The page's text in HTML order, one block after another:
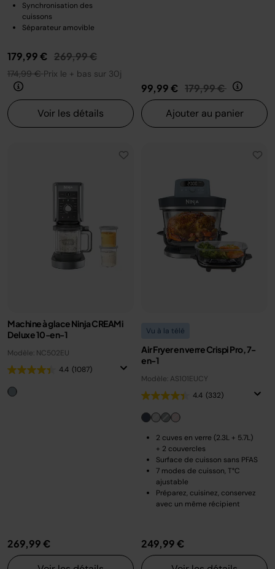
Synchronisation des
cuissons
Séparateur amovible
179,99 € Prix réduit de
269,99 €au
174,99 €Prix le + bas sur 30j
Voir les détails
99,99 € Prix réduit de
179,99 € au
Ajouter au panier
Machine à glace Ninja CREAMi
Deluxe 10-en-1
Modèle: NC502EU
4.4 (1087)
269,99 €
Vu à la télé
Air Fryer en verre Crispi Pro, 7-
en-1
Modèle: AS101EUCY
4.4 (332)
2 cuves en verre (2.3L + 5.7L)
+ 2 couvercles
Surface de cuisson sans PFAS
7 modes de cuisson, T°C
ajustable
Préparez, cuisinez, conservez
avec un même récipient
249,99 €